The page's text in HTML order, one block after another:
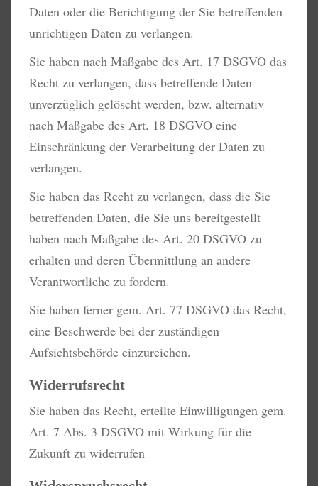
Daten oder die Berichtigung der Sie betreffenden
unrichtigen Daten zu verlangen.
Sie haben nach Maßgabe des Art. 17 DSGVO das
Recht zu verlangen, dass betreffende Daten
unverzüglich gelöscht werden, bzw. alternativ
nach Maßgabe des Art. 18 DSGVO eine
Einschränkung der Verarbeitung der Daten zu
verlangen.
Sie haben das Recht zu verlangen, dass die Sie
betreffenden Daten, die Sie uns bereitgestellt
haben nach Maßgabe des Art. 20 DSGVO zu
erhalten und deren Übermittlung an andere
Verantwortliche zu fordern.
Sie haben ferner gem. Art. 77 DSGVO das Recht,
eine Beschwerde bei der zuständigen
Aufsichtsbehörde einzureichen.
Widerrufsrecht
Sie haben das Recht, erteilte Einwilligungen gem.
Art. 7 Abs. 3 DSGVO mit Wirkung für die
Zukunft zu widerrufen